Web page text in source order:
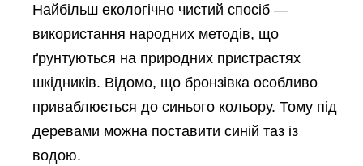
Найбільш екологічно чистий спосіб —
використання народних методів, що
ґрунтуються на природних пристрастях
шкідників. Відомо, що бронзівка особливо
приваблюється до синього кольору. Тому під
деревами можна поставити синій таз із
водою.